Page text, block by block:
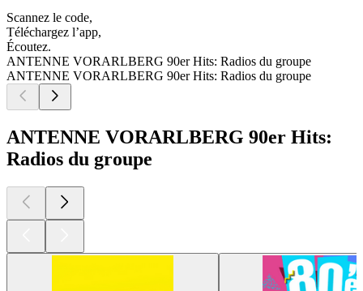
Scannez le code,
Téléchargez l’app,
Écoutez.
ANTENNE VORARLBERG 90er Hits: Radios du groupe
ANTENNE VORARLBERG 90er Hits: Radios du groupe
ANTENNE VORARLBERG 90er Hits:
Radios du groupe